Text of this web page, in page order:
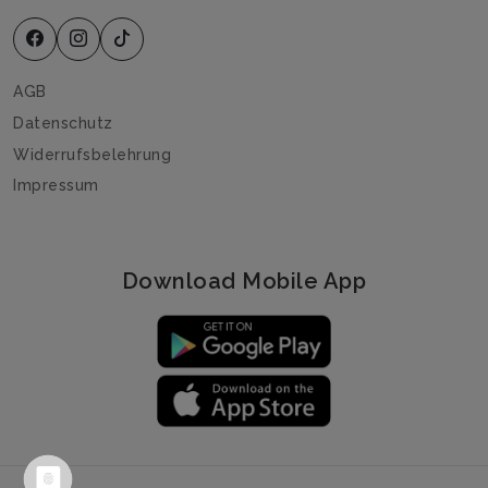
AGB
Datenschutz
Widerrufsbelehrung
Impressum
Download Mobile App